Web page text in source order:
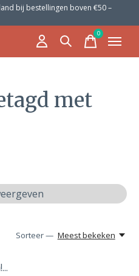
bij bestellingen boven €50 –
0items
met
Sorteer — Meest bekeken